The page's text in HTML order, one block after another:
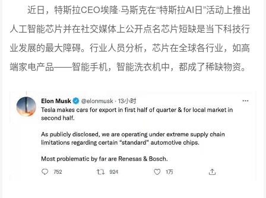
近日，特斯拉CEO埃隆·马斯克在“特斯拉AI日”活动上推出
人工智能芯片并在社交媒体上公开点名芯片短缺是当下科技行
业发展的最大障碍。行业人员分析，芯片在全球各行业，如高
端家电产品——智能手机，智能洗衣机中，都成了稀缺物资。